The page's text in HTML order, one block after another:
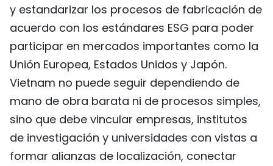
y estandarizar los procesos de fabricación de
acuerdo con los estándares ESG para poder
participar en mercados importantes como la
Unión Europea, Estados Unidos y Japón.
Vietnam no puede seguir dependiendo de
mano de obra barata ni de procesos simples,
sino que debe vincular empresas, institutos
de investigación y universidades con vistas a
formar alianzas de localización, conectar